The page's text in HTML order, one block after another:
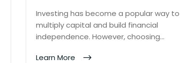
Investing has become a popular way to
multiply capital and build financial
independence. However, choosing…
Learn More